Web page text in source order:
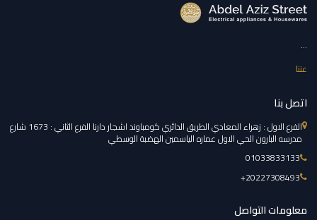
...
عننا
اتصل بنا
الفرع الاول : زهراء المعادي الطريق الدائري كومباوند اشجار دارنا الفرع الثاني : 1673 شارع
مدرسه البارون الحي الاول عماره الياسمين الهضبة الوسطي
01033833133
‎+20227308493
معلومات التواصل